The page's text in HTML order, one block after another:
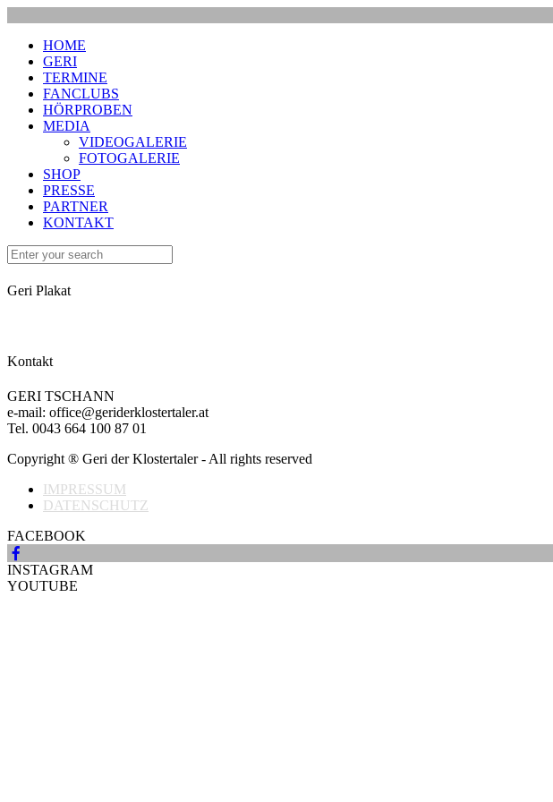
HOME
GERI
TERMINE
FANCLUBS
HÖRPROBEN
MEDIA
VIDEOGALERIE
FOTOGALERIE
SHOP
PRESSE
PARTNER
KONTAKT
Geri Plakat
Kontakt
GERI TSCHANN
e-mail: office@geriderklostertaler.at
Tel. 0043 664 100 87 01
Copyright ® Geri der Klostertaler - All rights reserved
IMPRESSUM
DATENSCHUTZ
FACEBOOK
INSTAGRAM
YOUTUBE